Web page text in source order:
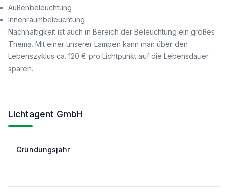
Außenbeleuchtung
Innenraumbeleuchtung
Nachhaltigkeit ist auch in Bereich der Beleuchtung ein großes
Thema. Mit einer unserer Lampen kann man über den
Lebenszyklus ca. 120 € pro Lichtpunkt auf die Lebensdauer
sparen.
Lichtagent GmbH
Lichtagent GmbH
Gründungsjahr